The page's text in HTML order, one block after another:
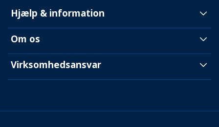
Hjælp & information
Om os
Virksomhedsansvar